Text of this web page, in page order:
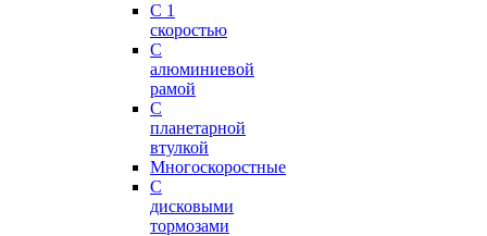
С 1
скоростью
С
алюминиевой
рамой
С
планетарной
втулкой
Многоскоростные
С
дисковыми
тормозами